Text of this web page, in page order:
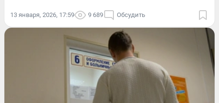
13 января, 2026, 17:59 9 689 Обсудить